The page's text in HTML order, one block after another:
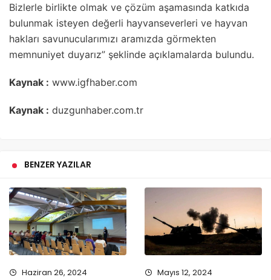
Bizlerle birlikte olmak ve çözüm aşamasında katkıda
bulunmak isteyen değerli hayvanseverleri ve hayvan
hakları savunucularımızı aramızda görmekten
memnuniyet duyarız” şeklinde açıklamalarda bulundu.
Kaynak : www.igfhaber.com
Kaynak : duzgunhaber.com.tr
BENZER YAZILAR
Haziran 26, 2024 Mayıs 12, 2024